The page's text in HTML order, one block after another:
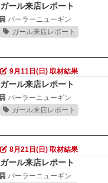
ガール来店レポート
パーラーニューギン
ガール来店レポート
9月11日(日) 取材結果
ガール来店レポート
パーラーニューギン
ガール来店レポート
8月21日(日) 取材結果
ガール来店レポート
パーラーニューギン